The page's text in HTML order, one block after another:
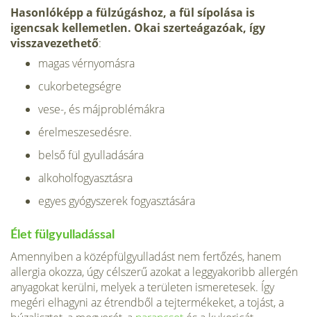
Hasonlóképp a fülzúgáshoz, a fül sípolása is
igencsak kellemetlen. Okai szerteágazóak, így
visszavezethető:
magas vérnyomásra
cukorbetegségre
vese-, és májproblémákra
érelmeszesedésre.
belső fül gyulladására
alkoholfogyasztásra
egyes gyógyszerek fogyasztására
Élet fülgyulladással
Amennyiben a középfülgyulladást nem fertőzés, hanem
allergia okozza, úgy célszerű azokat a leggyakoribb allergén
anyagokat kerülni, melyek a területen ismeretesek. Így
megéri elhagyni az étrendből a tejtermékeket, a tojást, a